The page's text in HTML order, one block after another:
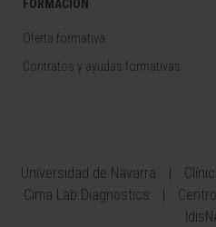
FORMACIÓN
Oferta formativa
Contratos y ayudas formativas
Universidad de Navarra
Cima Lab Diagnostics